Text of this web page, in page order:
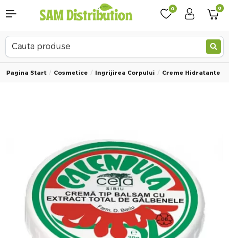
0 0
Pagina Start Cosmetice Ingrijirea Corpului Creme Hidratante